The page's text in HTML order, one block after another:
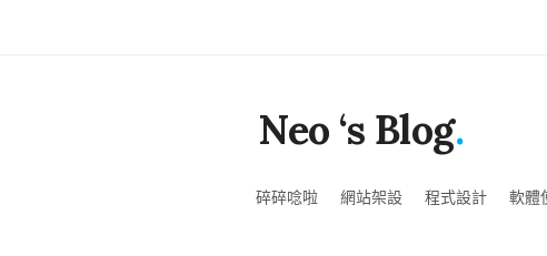
Neo ‘s Blog.
碎碎唸啦 網站架設 程式設計 軟體